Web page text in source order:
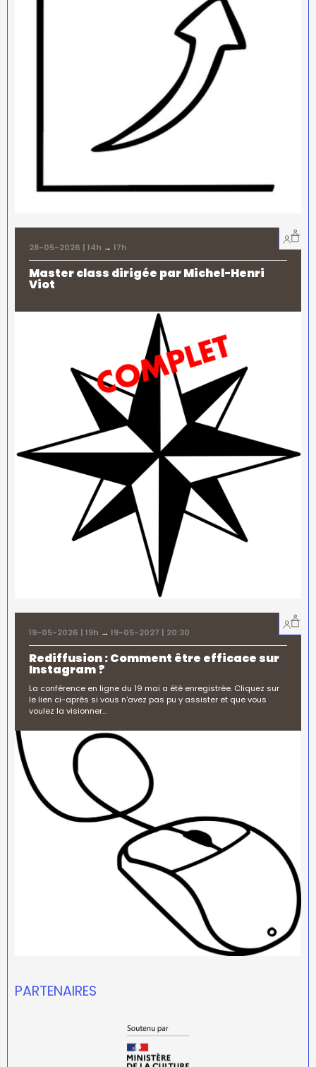
28-05-2026 | 14h → 17h
Master class dirigée par Michel-Henri
Viot
19-05-2026 | 19h → 19-05-2027 | 20:30
Rediffusion : Comment être efficace sur
Instagram ?
La conférence en ligne du 19 mai a été enregistrée. Cliquez sur
le lien ci-après si vous n'avez pas pu y assister et que vous
voulez la visionner…
PARTENAIRES